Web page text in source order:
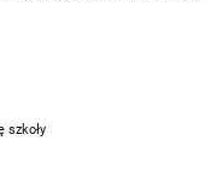
szkoły